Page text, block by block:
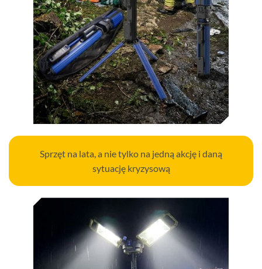
Sprzęt na lata, a nie tylko na jedną akcję i daną
sytuację kryzysową